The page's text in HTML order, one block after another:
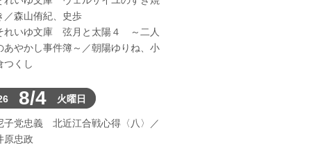
／森山侑紀、史歩
れいゆ文庫 弦月と太陽４ ～二人
あやかし事件簿～／朝陽ゆりね、小
つくし
8/4 火曜日
子党忠義 北近江合戦心得〈八〉／
原忠政